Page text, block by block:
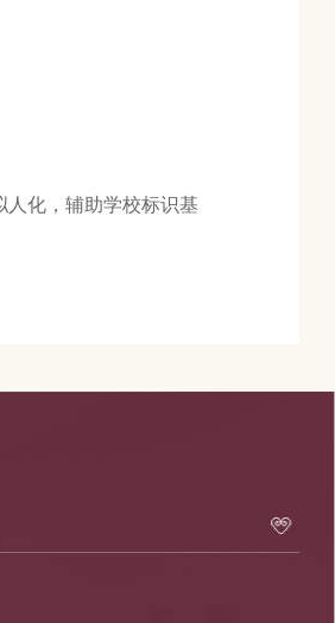
化，辅助学校标识基